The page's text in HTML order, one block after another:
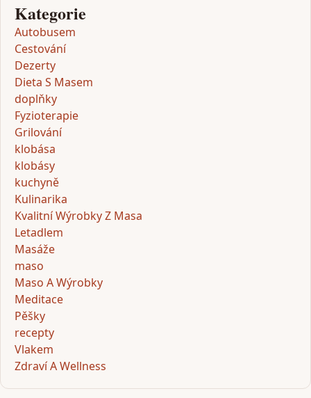
Kategorie
Autobusem
Cestování
Dezerty
Dieta S Masem
doplňky
Fyzioterapie
Grilování
klobása
klobásy
kuchyně
Kulinarika
Kvalitní Wýrobky Z Masa
Letadlem
Masáže
maso
Maso A Wýrobky
Meditace
Pěšky
recepty
Vlakem
Zdraví A Wellness